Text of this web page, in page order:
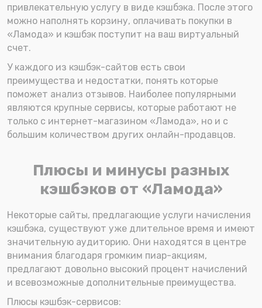
привлекательную услугу в виде кэшбэка. После этого
можно наполнять корзину, оплачивать покупки в
«Ламода» и кэшбэк поступит на ваш виртуальный
счет.
У каждого из кэшбэк-сайтов есть свои
преимущества и недостатки, понять которые
поможет анализ отзывов. Наиболее популярными
являются крупные сервисы, которые работают не
только с интернет-магазином «Ламода», но и с
большим количеством других онлайн-продавцов.
Плюсы и минусы разных
кэшбэков от «Ламода»
Некоторые сайты, предлагающие услуги начисления
кэшбэка, существуют уже длительное время и имеют
значительную аудиторию. Они находятся в центре
внимания благодаря громким пиар-акциям,
предлагают довольно высокий процент начислений
и всевозможные дополнительные преимущества.
Плюсы кэшбэк-сервисов: